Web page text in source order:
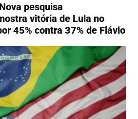
pesquisa
vitória de Lula no
45% contra 37% de Flávio